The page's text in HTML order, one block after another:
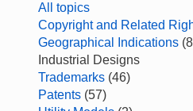
All topics
Copyright and Related
Geographical Indications
Industrial Designs
Trademarks (46)
Patents (57)